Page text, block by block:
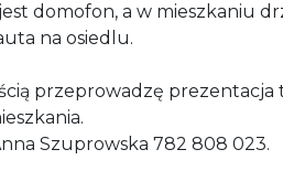
domofon, a w mieszkaniu
na osiedlu.
przeprowadzę prezentacja
Szuprowska 782 808 023.